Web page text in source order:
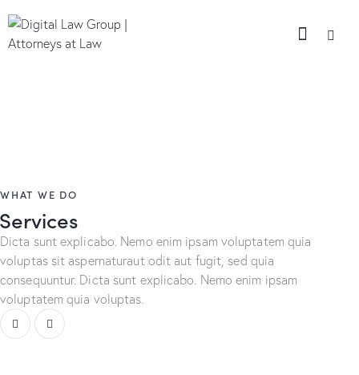
WHAT WE DO
Services
Dicta sunt explicabo. Nemo enim ipsam voluptatem quia
voluptas sit aspernaturaut odit aut fugit, sed quia
consequuntur. Dicta sunt explicabo. Nemo enim ipsam
voluptatem quia voluptas.